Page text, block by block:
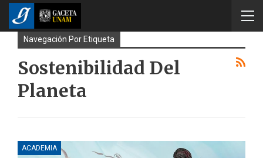
Navegación Por Etiqueta
Sostenibilidad Del
Planeta
ACADEMIA